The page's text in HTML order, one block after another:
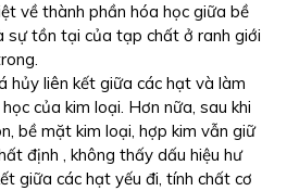
về thành phần hóa học giữa bề
tồn tại của tạp chất ở ranh giới
hủy liên kết giữa các hạt và làm
của kim loại. Hơn nữa, sau khi
bề mặt kim loại, hợp kim vẫn giữ
định , không thấy dấu hiệu hư
giữa các hạt yếu đi, tính chất cơ